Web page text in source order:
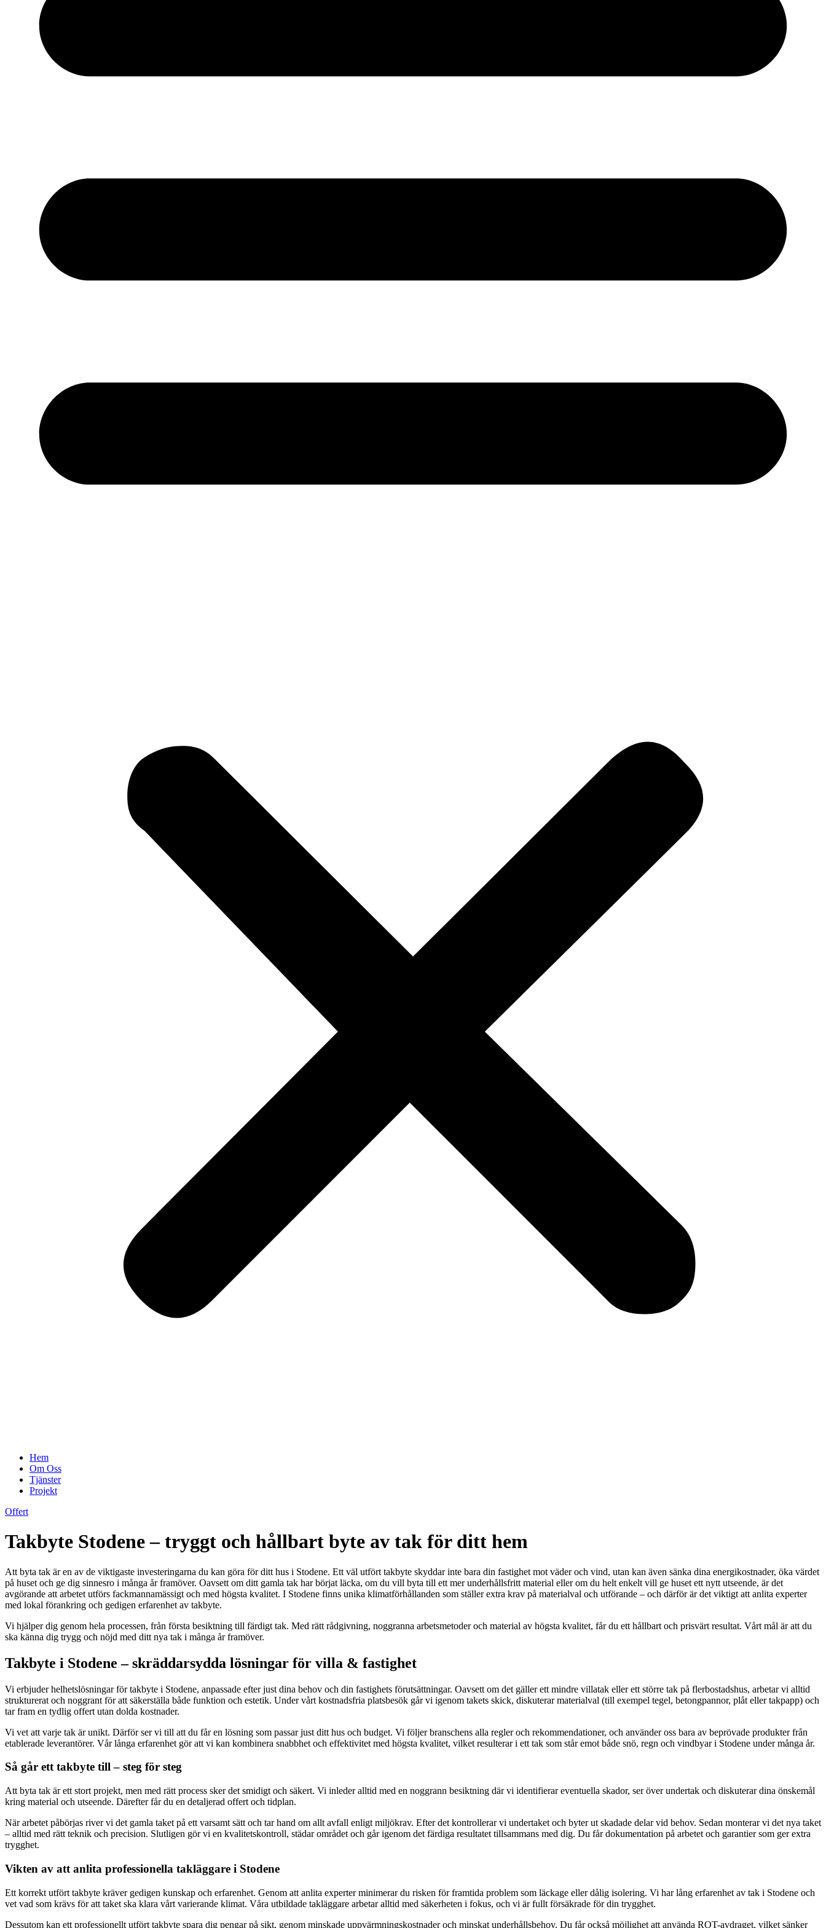
Hem
Om Oss
Tjänster
Projekt
Offert
Takbyte Stodene – tryggt och hållbart byte av tak för ditt hem
Att byta tak är en av de viktigaste investeringarna du kan göra för ditt hus i Stodene. Ett väl utfört takbyte skyddar inte bara din fastighet mot väder och vind, utan kan även sänka dina energikostnader, öka värdet
på huset och ge dig sinnesro i många år framöver. Oavsett om ditt gamla tak har börjat läcka, om du vill byta till ett mer underhållsfritt material eller om du helt enkelt vill ge huset ett nytt utseende, är det
avgörande att arbetet utförs fackmannamässigt och med högsta kvalitet. I Stodene finns unika klimatförhållanden som ställer extra krav på materialval och utförande – och därför är det viktigt att anlita experter
med lokal förankring och gedigen erfarenhet av takbyte.
Vi hjälper dig genom hela processen, från första besiktning till färdigt tak. Med rätt rådgivning, noggranna arbetsmetoder och material av högsta kvalitet, får du ett hållbart och prisvärt resultat. Vårt mål är att du
ska känna dig trygg och nöjd med ditt nya tak i många år framöver.
Takbyte i Stodene – skräddarsydda lösningar för villa & fastighet
Vi erbjuder helhetslösningar för takbyte i Stodene, anpassade efter just dina behov och din fastighets förutsättningar. Oavsett om det gäller ett mindre villatak eller ett större tak på flerbostadshus, arbetar vi alltid
strukturerat och noggrant för att säkerställa både funktion och estetik. Under vårt kostnadsfria platsbesök går vi igenom takets skick, diskuterar materialval (till exempel tegel, betongpannor, plåt eller takpapp) och
tar fram en tydlig offert utan dolda kostnader.
Vi vet att varje tak är unikt. Därför ser vi till att du får en lösning som passar just ditt hus och budget. Vi följer branschens alla regler och rekommendationer, och använder oss bara av beprövade produkter från
etablerade leverantörer. Vår långa erfarenhet gör att vi kan kombinera snabbhet och effektivitet med högsta kvalitet, vilket resulterar i ett tak som står emot både snö, regn och vindbyar i Stodene under många år.
Så går ett takbyte till – steg för steg
Att byta tak är ett stort projekt, men med rätt process sker det smidigt och säkert. Vi inleder alltid med en noggrann besiktning där vi identifierar eventuella skador, ser över undertak och diskuterar dina önskemål
kring material och utseende. Därefter får du en detaljerad offert och tidplan.
När arbetet påbörjas river vi det gamla taket på ett varsamt sätt och tar hand om allt avfall enligt miljökrav. Efter det kontrollerar vi undertaket och byter ut skadade delar vid behov. Sedan monterar vi det nya taket
– alltid med rätt teknik och precision. Slutligen gör vi en kvalitetskontroll, städar området och går igenom det färdiga resultatet tillsammans med dig. Du får dokumentation på arbetet och garantier som ger extra
trygghet.
Vikten av att anlita professionella takläggare i Stodene
Ett korrekt utfört takbyte kräver gedigen kunskap och erfarenhet. Genom att anlita experter minimerar du risken för framtida problem som läckage eller dålig isolering. Vi har lång erfarenhet av tak i Stodene och
vet vad som krävs för att taket ska klara vårt varierande klimat. Våra utbildade takläggare arbetar alltid med säkerheten i fokus, och vi är fullt försäkrade för din trygghet.
Dessutom kan ett professionellt utfört takbyte spara dig pengar på sikt, genom minskade uppvärmningskostnader och minskat underhållsbehov. Du får också möjlighet att använda ROT-avdraget, vilket sänker